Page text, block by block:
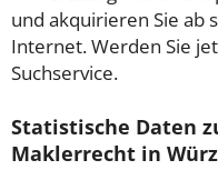
und akquirieren Sie ab
Internet. Werden Sie
Suchservice.
Statistische Daten
Maklerrecht in